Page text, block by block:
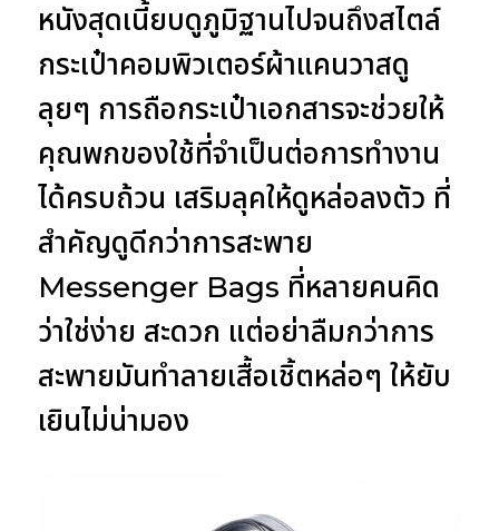
หนังสุดเนี้ยบดูภูมิฐานไปจนถึงสไตล์
กระเป๋าคอมพิวเตอร์ผ้าแคนวาสดู
ลุยๆ การถือกระเป๋าเอกสารจะช่วยให้
คุณพกของใช้ที่จำเป็นต่อการทำงาน
ได้ครบถ้วน เสริมลุคให้ดูหล่อลงตัว ที่
สำคัญดูดีกว่าการสะพาย
Messenger Bags ที่หลายคนคิด
ว่าใช่ง่าย สะดวก แต่อย่าลืมกว่าการ
สะพายมันทำลายเสื้อเชิ้ตหล่อๆ ให้ยับ
เยินไม่น่ามอง